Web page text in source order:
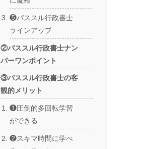
❺パススル行政書士
ラインアップ
②パススル行政書士ナン
バーワンポイント
③パススル行政書士の客
観的メリット
❶圧倒的多回転学習
ができる
❷スキマ時間に学べ